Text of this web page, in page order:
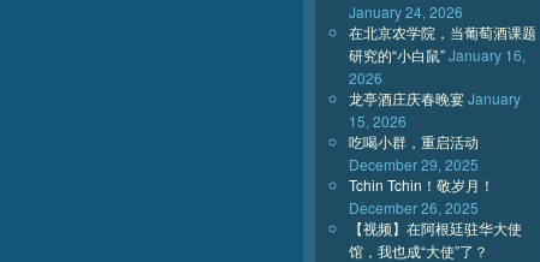
January 24, 2026
在北京农学院，当葡萄酒课题
研究的“小白鼠”January 16,
2026
龙亭酒庄庆春晚宴January
15, 2026
吃喝小群，重启活动
December 29, 2025
Tchin Tchin！敬岁月！
December 26, 2025
【视频】在阿根廷驻华大使
馆，我也成“大使”了？